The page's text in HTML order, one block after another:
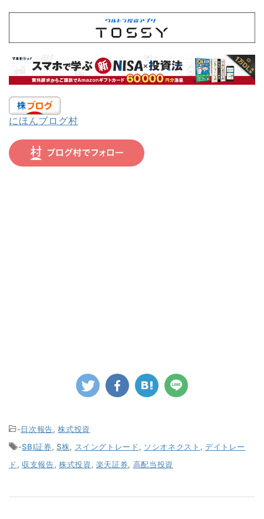
にほんブログ村
-日次報告,株式投資
-SBI証券, S株, スイングトレード, ソシオネクスト , デイトレー
ド, 収支報告, 株式投資, 楽天証券, 高配当投資